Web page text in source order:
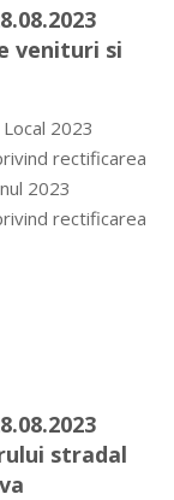
venituri si
2023
rectificarea
2023
rectificarea
stradal